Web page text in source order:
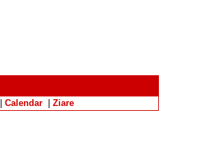
Calendar Ziare